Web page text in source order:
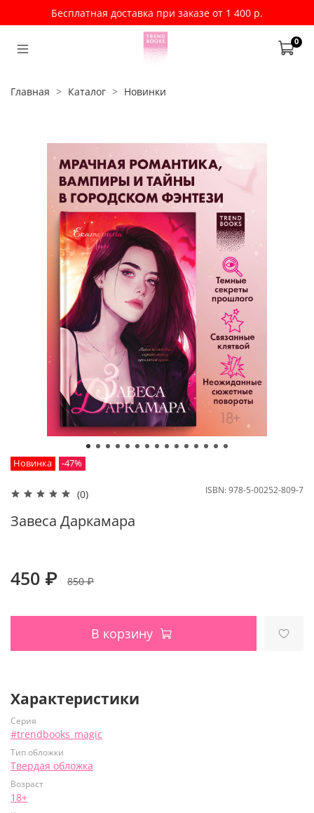
Бесплатная доставка при заказе от 1 400 р.
0
Главная Каталог Новинки
Новинка -47%
(0) ISBN:978-5-00252-809-7
Завеса Даркамара
450 ₽ 850 ₽
В корзину
Характеристики
Серия
#trendbooks_magic
Тип обложки
Твердая обложка
Возраст
18+